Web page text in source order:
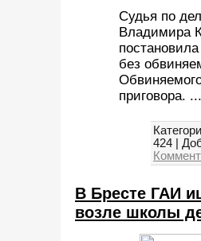
Судья по
Владимира
без
приговора.
424
В Бресте ГАИ
возле школы